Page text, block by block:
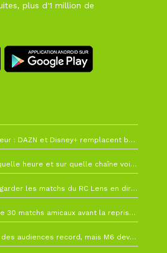
plus d'1 million de
La Liga change de diffuseur : DAZN et Disney+ remplacent beIN Sports !
RC Lens – Villarreal : à quelle heure et sur quelle chaîne voir la finale de la Como Cup ?
Como Cup : comment regarder les matchs du RC Lens en direct ?
Ligue 1+ diffusera plus de 30 matchs amicaux avant la reprise de la Ligue 1
Coupe du monde 2026 : des audiences record, mais M6 devrait perdre très gros !